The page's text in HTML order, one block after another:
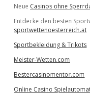
Neue Casinos ohne
Entdecke den besten
sportwettenoesterreich.at
Sportbekleidung & Trikots
Meister-Wetten.com
Bestercasinomentor.com
Online Casino